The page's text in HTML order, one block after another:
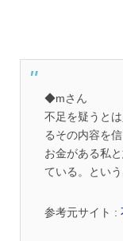
◆mさん
不足を疑うと
るその内容を
お金がある私
ている。とい
参考元サイト :